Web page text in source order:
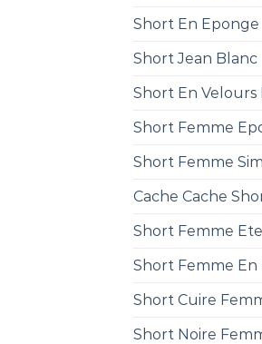
Short En Eponge
Short Jean Blanc
Short En Velours
Short Femme
Short Femme
Cache Cache
Short Femme Ete
Short Femme En
Short Cuire
Short Noire